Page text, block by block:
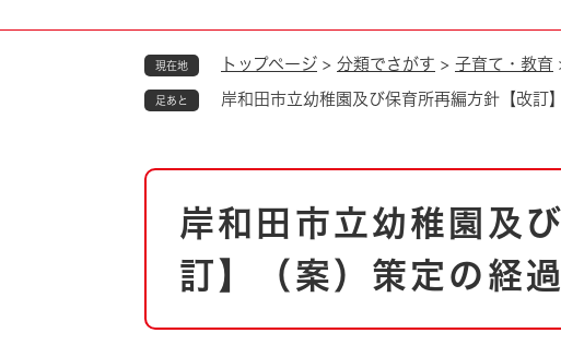
住民票・戸籍
ごみ・衛生・動物 救急・消防
防災・防犯 上水道・下水道
自然・環境・公園 住宅
引っ越し
学校 子育て
福祉・健康・生
観光 市
市
市
現在地 トップページ > 分類でさがす > 子育て・教育
足あと 岸和田市立幼稚園及び保育所再編方針【改訂
本
岸和田市立幼稚園及
訂】（案）策定の経